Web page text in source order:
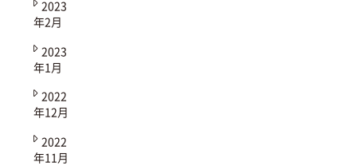
2023
年2月
2023
年1月
2022
年12月
2022
年11月